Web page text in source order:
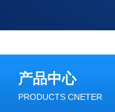
产品中心
PRODUCTS CNETER